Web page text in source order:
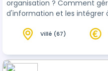
organisation ? Comment gérer les flux continus
d'information et les intégrer
répond. Ce programme est construit sur deux
entre le quotidien des
formation. Dans le but de se rapprocher le plus
Villé (67)